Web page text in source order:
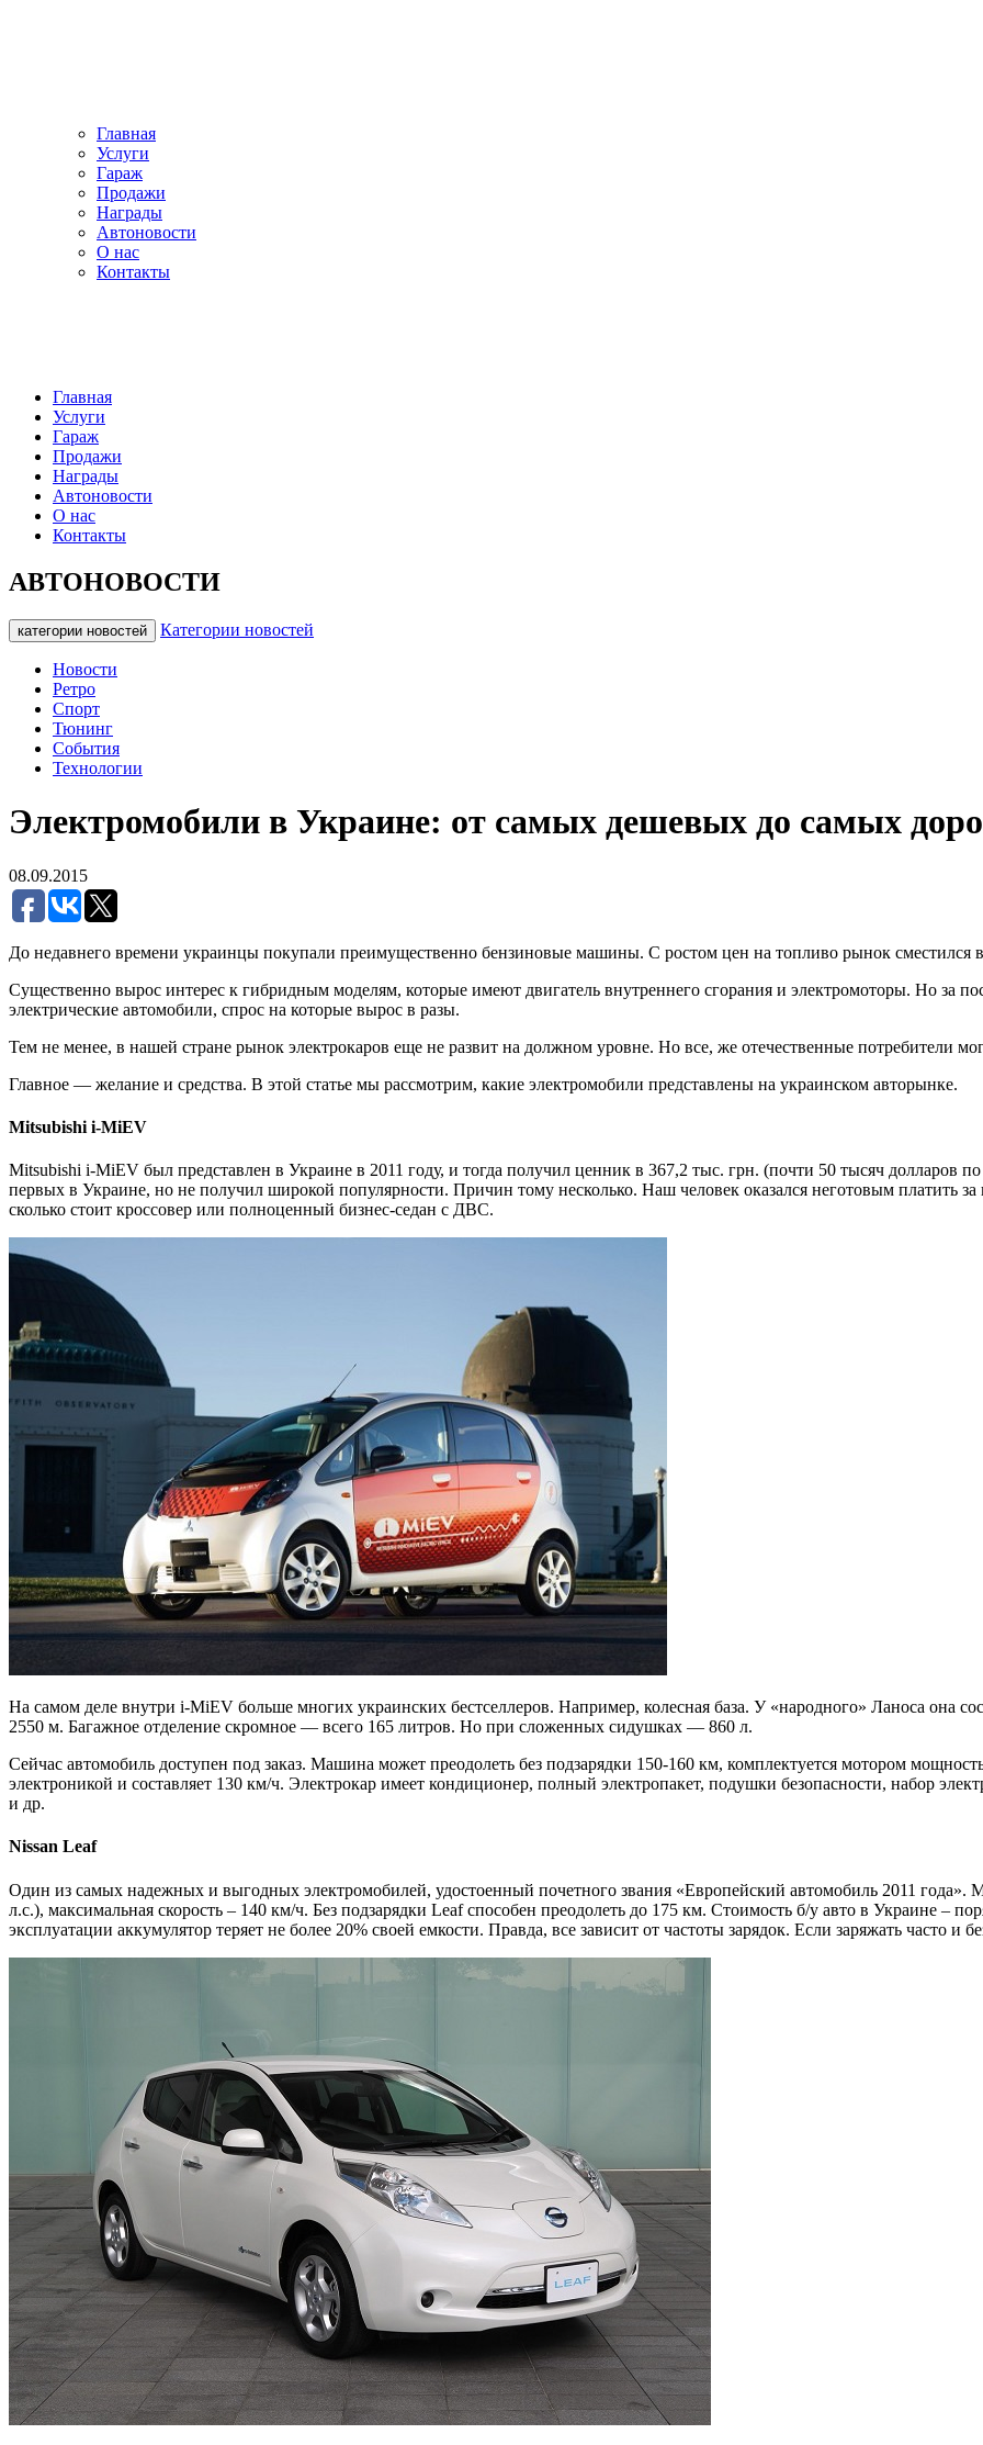
Главная
Услуги
Гараж
Продажи
Награды
Автоновости
О нас
Контакты
Главная
Услуги
Гараж
Продажи
Награды
Автоновости
О нас
Контакты
АВТОНОВОСТИ
категории новостей Категории новостей
Новости
Ретро
Спорт
Тюнинг
События
Технологии
Электромобили в Украине: от самых дешевых до самых
08.09.2015
До недавнего времени украинцы покупали преимущественно бензиновые машины. С ростом цен на топливо рынок сместился
Существенно вырос интерес к гибридным моделям, которые имеют двигатель внутреннего сгорания и электромоторы. Но за
электрические автомобили, спрос на которые вырос в разы.
Тем не менее, в нашей стране рынок электрокаров еще не развит на должном уровне. Но все, же отечественные потребители
Главное — желание и средства. В этой статье мы рассмотрим, какие электромобили представлены на украинском авторынке.
Mitsubishi i-MiEV
Mitsubishi i-MiEV был представлен в Украине в 2011 году, и тогда получил ценник в 367,2 тыс. грн. (почти 50 тысяч долларов
первых в Украине, но не получил широкой популярности. Причин тому несколько. Наш человек оказался неготовым платить
сколько стоит кроссовер или полноценный бизнес-седан с ДВС.
На самом деле внутри i-MiEV больше многих украинских бестселлеров. Например, колесная база. У «народного» Ланоса она
2550 м. Багажное отделение скромное — всего 165 литров. Но при сложенных сидушках — 860 л.
Сейчас автомобиль доступен под заказ. Машина может преодолеть без подзарядки 150-160 км, комплектуется мотором
электроникой и составляет 130 км/ч. Электрокар имеет кондиционер, полный электропакет, подушки безопасности, набор
и др.
Nissan Leaf
Один из самых надежных и выгодных электромобилей, удостоенный почетного звания «Европейский автомобиль 2011
л.с.), максимальная скорость – 140 км/ч. Без подзарядки Leaf способен преодолеть до 175 км. Стоимость б/у авто в Украине –
эксплуатации аккумулятор теряет не более 20% своей емкости. Правда, все зависит от частоты зарядок. Если заряжать часто и